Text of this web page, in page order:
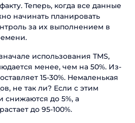
Теперь, когда все данные
начинать планировать
за их выполнением в
использования ТМS,
менее, чем на 50%. Из-
15-30%. Немаленькая
не так ли? Если с этим
снижаются до 5%, а
до 95-100%.